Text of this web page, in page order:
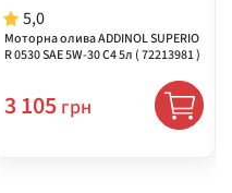
5,0
Моторна олива ADDINOL SUPERIO
R 0530 SAE 5W-30 C4 5л ( 72213981 )
3 105 грн